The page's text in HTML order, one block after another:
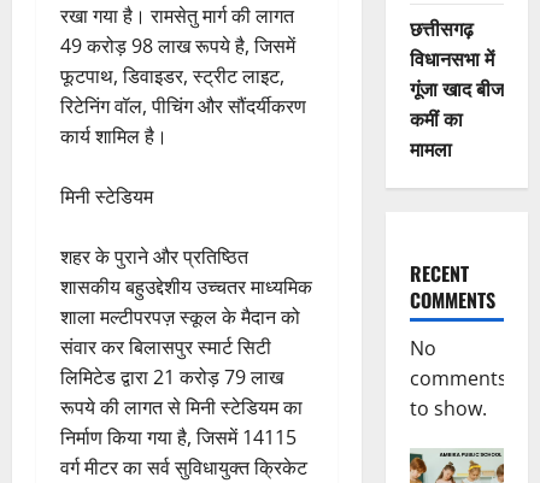
रखा गया है। रामसेतु मार्ग की लागत
49 करोड़ 98 लाख रूपये है, जिसमें
फूटपाथ, डिवाइडर, स्ट्रीट लाइट,
रिटेनिंग वॉल, पीचिंग और सौंदर्यीकरण
कार्य शामिल है।
मिनी स्टेडियम
शहर के पुराने और प्रतिष्ठित
शासकीय बहुउद्देशीय उच्चतर माध्यमिक
शाला मल्टीपरपज़ स्कूल के मैदान को
संवार कर बिलासपुर स्मार्ट सिटी
लिमिटेड द्वारा 21 करोड़ 79 लाख
रूपये की लागत से मिनी स्टेडियम का
निर्माण किया गया है, जिसमें 14115
वर्ग मीटर का सर्व सुविधायुक्त क्रिकेट
छत्तीसगढ़
विधानसभा में
गूंजा खाद बीज
कमीं का
मामला
RECENT
COMMENTS
No
comments
to show.